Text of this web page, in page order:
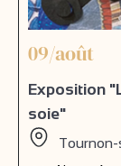
09/août
Exposition
soie"